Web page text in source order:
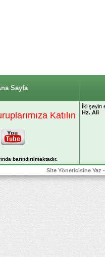
Sayfa
Katılın
barındırılmaktadır.
İki şeyin
Hz. Ali
Site Yöneticisine Yaz